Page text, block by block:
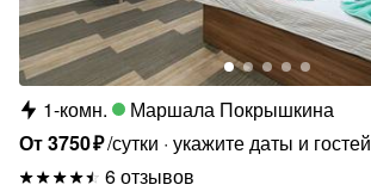
1-комн.
Маршала Покрышкина
От3750₽/сутки укажите даты и гостей
6 отзывов